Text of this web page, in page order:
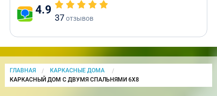
4.9
37отзывов
ГЛАВНАЯ
КАРКАСНЫЕ ДОМА
CURRENT:
КАРКАСНЫЙ ДОМ С ДВУМЯ СПАЛЬНЯМИ 6Х8